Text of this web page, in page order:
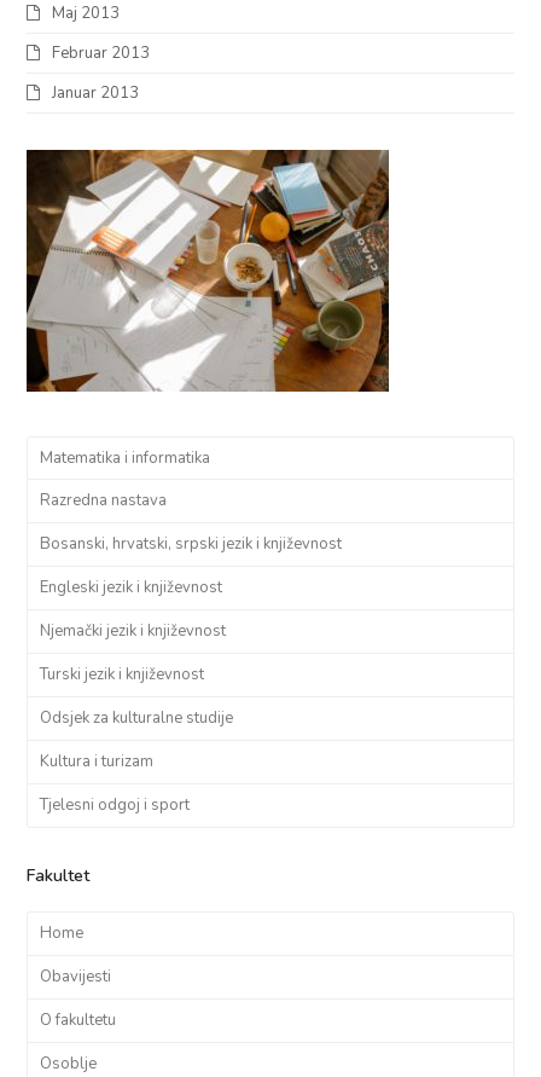
Maj 2013
Februar 2013
Januar 2013
Matematika i informatika
Razredna nastava
Bosanski, hrvatski, srpski jezik i književnost
Engleski jezik i književnost
Njemački jezik i književnost
Turski jezik i književnost
Odsjek za kulturalne studije
Kultura i turizam
Tjelesni odgoj i sport
Fakultet
Home
Obavijesti
O fakultetu
Osoblje